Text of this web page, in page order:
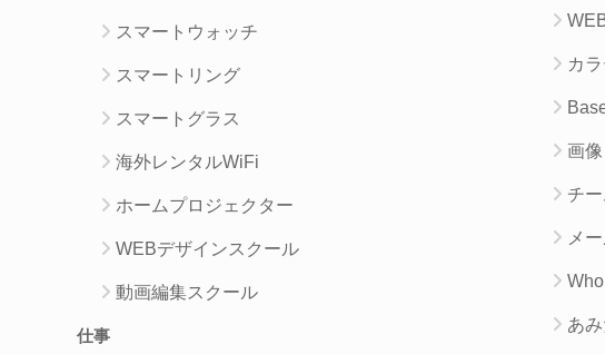
スマートウォッチ
スマートリング
スマートグラス
海外レンタルWiFi
ホームプロジェクター
WEBデザインスクール
動画編集スクール
仕事
カ
画
チ
メ
あ